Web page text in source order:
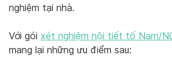
nghiệm tại nhà.
Với gói xét nghiệm nội tiết tố Nam/
mang lại những ưu điểm sau: